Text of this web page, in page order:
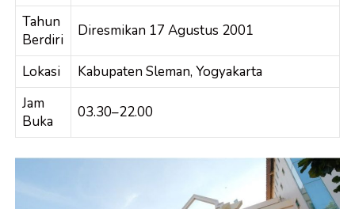
Tahun
Berdiri
Diresmikan 17 Agustus 2001
Lokasi
Kabupaten Sleman, Yogyakarta
Jam
Buka
03.30–22.00